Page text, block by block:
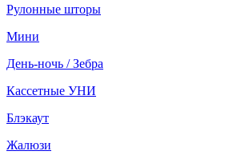
Рулонные шторы
Мини
День-ночь / Зебра
Кассетные УНИ
Блэкаут
Жалюзи